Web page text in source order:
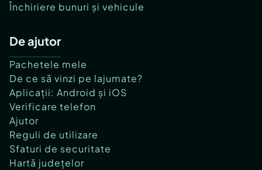
Închiriere bunuri și vehicule
De ajutor
Pachetele mele
De ce să vinzi pe lajumate?
Aplicații: Android și iOS
Verificare telefon
Ajutor
Reguli de utilizare
Sfaturi de securitate
Hartă județelor